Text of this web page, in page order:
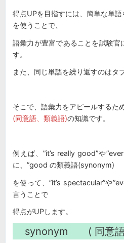
得点UPを目指すには、簡単な単
を使うことで、
語彙力が豊富であることを試験官
す。
また、同じ単語を繰り返すのはタ
そこで、語彙力をアピールするた
(同意語、類義語)の知識です。
例えば、”it’s really good”や
に、”good の類義語(synonym)
を使って、”it’s spectacular”や
言うことで
得点がUPします。
synonym ( 同意語